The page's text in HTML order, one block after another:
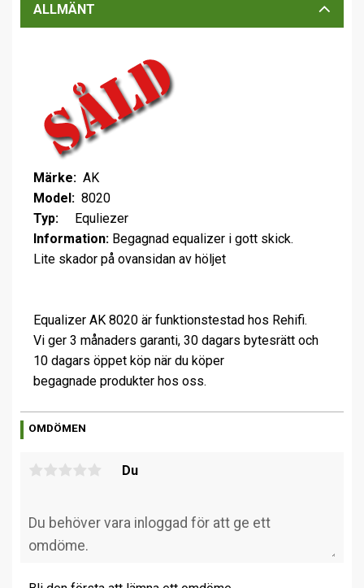
ALLMÄNT
Märke: AK
Model: 8020
Typ: Equliezer
Information: Begagnad equalizer i gott skick.
Lite skador på ovansidan av höljet
Equalizer AK 8020 är funktionstestad hos Rehifi.
Vi ger 3 månaders garanti, 30 dagars bytesrätt och
10 dagars öppet köp när du köper
begagnade produkter hos oss.
OMDÖMEN
Du